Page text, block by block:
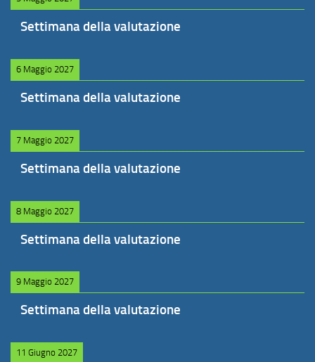
Settimana della valutazione
6 Maggio 2027
Settimana della valutazione
7 Maggio 2027
Settimana della valutazione
8 Maggio 2027
Settimana della valutazione
9 Maggio 2027
Settimana della valutazione
11 Giugno 2027